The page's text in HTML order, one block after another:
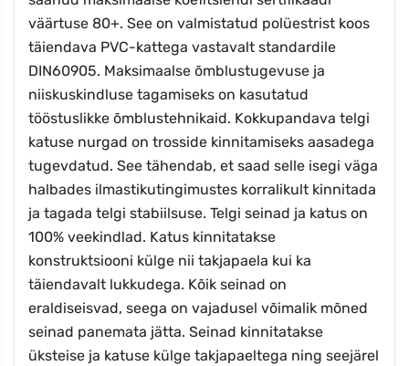
väärtuse 80+. See on valmistatud polüestrist koos
täiendava PVC-kattega vastavalt standardile
DIN60905. Maksimaalse õmblustugevuse ja
niiskuskindluse tagamiseks on kasutatud
tööstuslikke õmblustehnikaid. Kokkupandava telgi
katuse nurgad on trosside kinnitamiseks aasadega
tugevdatud. See tähendab, et saad selle isegi väga
halbades ilmastikutingimustes korralikult kinnitada
ja tagada telgi stabiilsuse. Telgi seinad ja katus on
100% veekindlad. Katus kinnitatakse
konstruktsiooni külge nii takjapaela kui ka
täiendavalt lukkudega. Kõik seinad on
eraldiseisvad, seega on vajadusel võimalik mõned
seinad panemata jätta. Seinad kinnitatakse
üksteise ja katuse külge takjapaeltega ning seejärel